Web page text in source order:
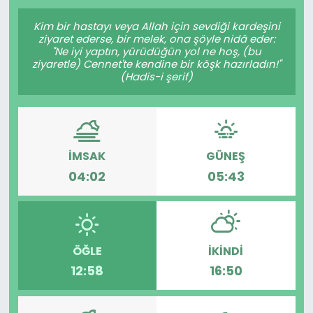
Kim bir hastayı veya Allah için sevdiği kardeşini
ziyaret ederse, bir melek, ona şöyle nidâ eder:
"Ne iyi yaptın, yürüdüğün yol ne hoş, (bu
ziyaretle) Cennet'te kendine bir köşk hazırladın!"
(Hadis-i şerif)
İMSAK
04:02
GÜNEŞ
05:43
ÖĞLE
12:58
İKINDI
16:50
Gündem
KKTC
KKTC YEREL SEÇİM 2018
Kültür Sanat
Magazin
Moda
Nöbetçi Eczaneler
Otomobil Dünyası